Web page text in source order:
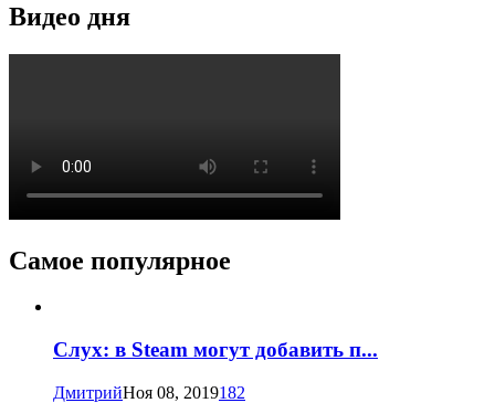
Видео дня
Самое популярное
Слух: в Steam могут добавить п...
ДмитрийНоя 08, 2019182